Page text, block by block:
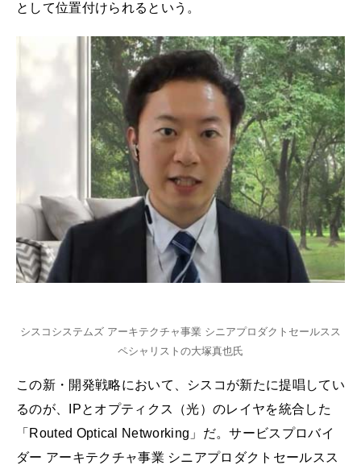
として位置付けられるという。
シスコシステムズ アーキテクチャ事業 シニアプロダクトセールスス
ペシャリストの大塚真也氏
この新・開発戦略において、シスコが新たに提唱してい
るのが、IPとオプティクス（光）のレイヤを統合した
「Routed Optical Networking」だ。サービスプロバイ
ダー アーキテクチャ事業 シニアプロダクトセールスス